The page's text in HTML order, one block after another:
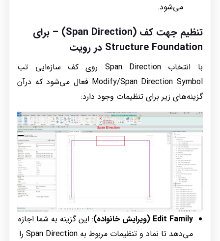
می‌شود.
تنظیم جهت کف (Span Direction) – برای
Structure Foundation در رویت
با انتخاب Span Direction روی کف سازه‌ایی تب
Modify/Span Direction Symbol فعال می‌شود که درآن
گزینه‌های زیر برای تنظیمات وجود دارد:
Edit Family (ویرایش خانواده)
: این گزینه به شما اجازه
می‌دهد تا نماد و تنظیمات مربوط به Span Direction را